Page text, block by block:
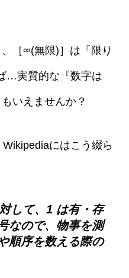
［∞(無限)］は「限り
…実質的な『数字は
いえませんか？
にはこう綴ら
して、1 は有・存
なので、物事を測
順序を数える際の